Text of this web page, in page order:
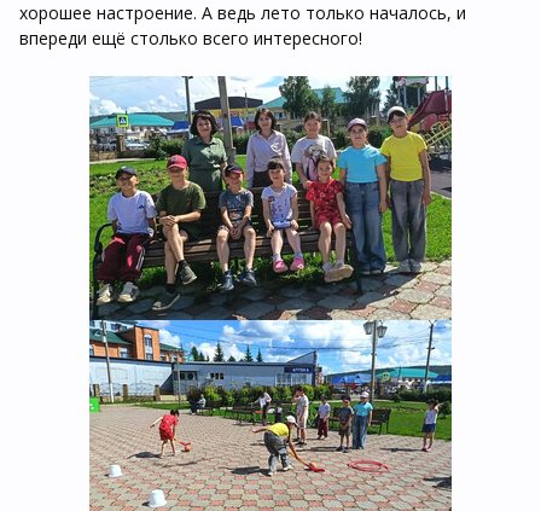
хорошее настроение. А ведь лето только началось, и
впереди ещё столько всего интересного!